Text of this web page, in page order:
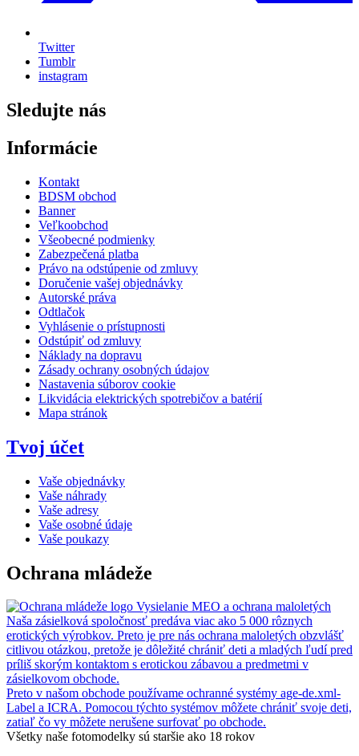
Twitter
Tumblr
instagram
Sledujte nás
Informácie
Kontakt
BDSM obchod
Banner
Veľkoobchod
Všeobecné podmienky
Zabezpečená platba
Právo na odstúpenie od zmluvy
Doručenie vašej objednávky
Autorské práva
Odtlačok
Vyhlásenie o prístupnosti
Odstúpiť od zmluvy
Náklady na dopravu
Zásady ochrany osobných údajov
Nastavenia súborov cookie
Likvidácia elektrických spotrebičov a batérií
Mapa stránok
Tvoj účet
Vaše objednávky
Vaše náhrady
Vaše adresy
Vaše osobné údaje
Vaše poukazy
Ochrana mládeže
Vysielanie MEO a ochrana maloletých
Naša zásielková spoločnosť predáva viac ako 5 000 rôznych
erotických výrobkov. Preto je pre nás ochrana maloletých obzvlášť
citlivou otázkou, pretože je dôležité chrániť deti a mladých ľudí pred
príliš skorým kontaktom s erotickou zábavou a predmetmi v
zásielkovom obchode.
Preto v našom obchode používame ochranné systémy age-de.xml-
Label a ICRA. Pomocou týchto systémov môžete chrániť svoje deti,
zatiaľ čo vy môžete nerušene surfovať po obchode.
Všetky naše fotomodelky sú staršie ako 18 rokov